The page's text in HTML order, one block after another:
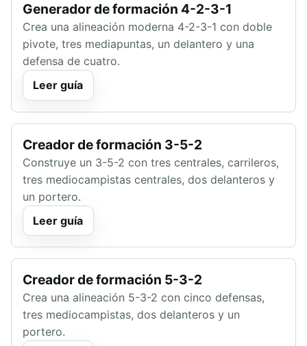
Generador de formación 4-2-3-1
Crea una alineación moderna 4-2-3-1 con doble
pivote, tres mediapuntas, un delantero y una
defensa de cuatro.
Leer guía
Creador de formación 3-5-2
Construye un 3-5-2 con tres centrales, carrileros,
tres mediocampistas centrales, dos delanteros y
un portero.
Leer guía
Creador de formación 5-3-2
Crea una alineación 5-3-2 con cinco defensas,
tres mediocampistas, dos delanteros y un
portero.